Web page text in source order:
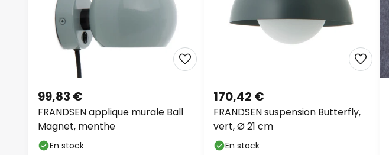
FRANDSEN applique murale Ball
Magnet, menthe
99,83 €
En stock
FRANDSEN suspension Butterfly,
vert, Ø 21 cm
170,42 €
En stock